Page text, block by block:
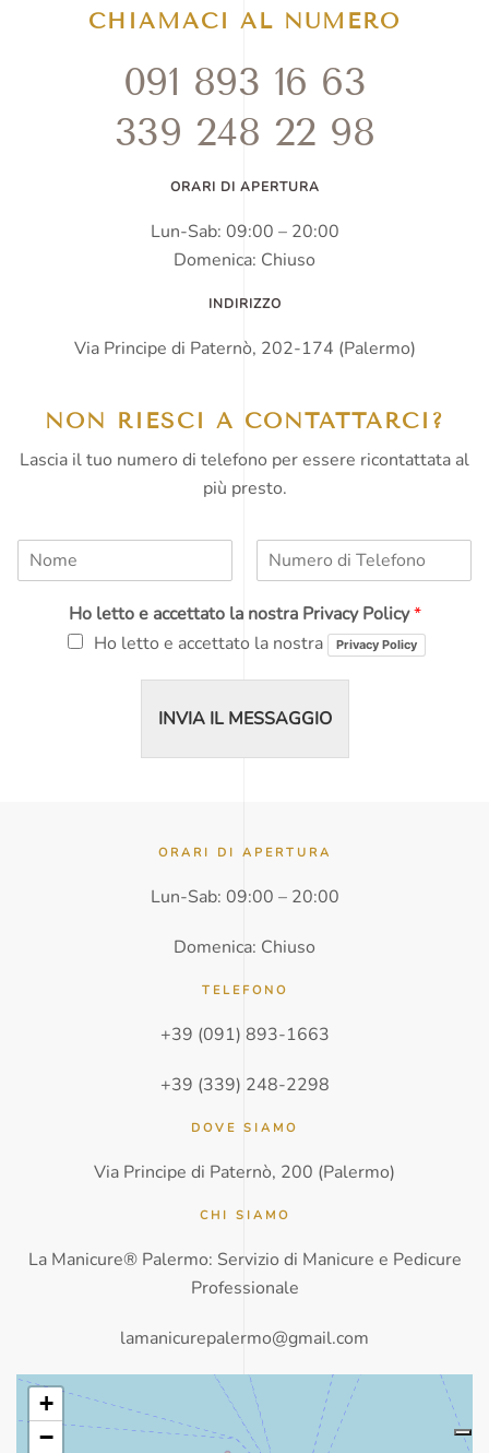
CHIAMACI AL NUMERO
091 893 16 63
339 248 22 98
ORARI DI APERTURA
Lun-Sab: 09:00 – 20:00
Domenica: Chiuso
INDIRIZZO
Via Principe di Paternò, 202-174 (Palermo)
NON RIESCI A CONTATTARCI?
Lascia il tuo numero di telefono per essere ricontattata al
più presto.
e
r
d
T
n
*
Ho letto e accettato la nostra Privacy Policy*
Ho letto e accettato la nostra
Privacy Policy
INVIA IL MESSAGGIO
ORARI DI APERTURA
Lun-Sab: 09:00 – 20:00
Domenica: Chiuso
TELEFONO
+39 (091) 893-1663
+39 (339) 248-2298
DOVE SIAMO
Via Principe di Paternò, 200 (Palermo)
CHI SIAMO
La Manicure® Palermo: Servizio di Manicure e Pedicure
Professionale
lamanicurepalermo@gmail.com
+
−